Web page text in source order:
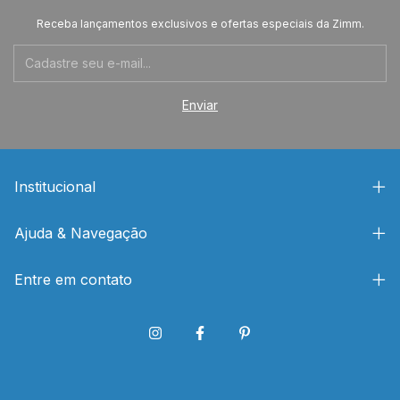
Receba lançamentos exclusivos e ofertas especiais da Zimm.
Institucional
Ajuda & Navegação
Entre em contato